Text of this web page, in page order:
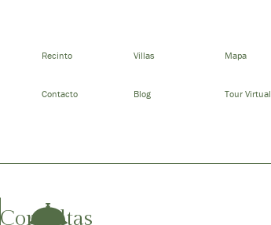
Recinto Villas Mapa
Contacto Blog Tour Virtual
Consultas